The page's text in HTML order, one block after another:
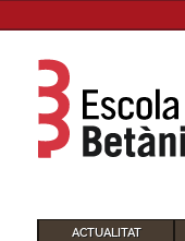
ACTUALITAT